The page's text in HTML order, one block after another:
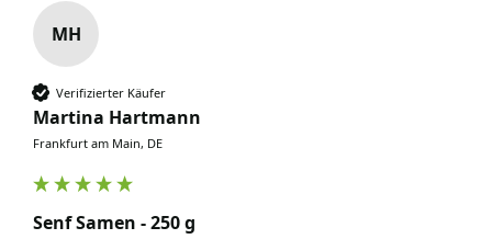
MH
Verifizierter Käufer
Martina Hartmann
Frankfurt am Main, DE
Senf Samen - 250 g